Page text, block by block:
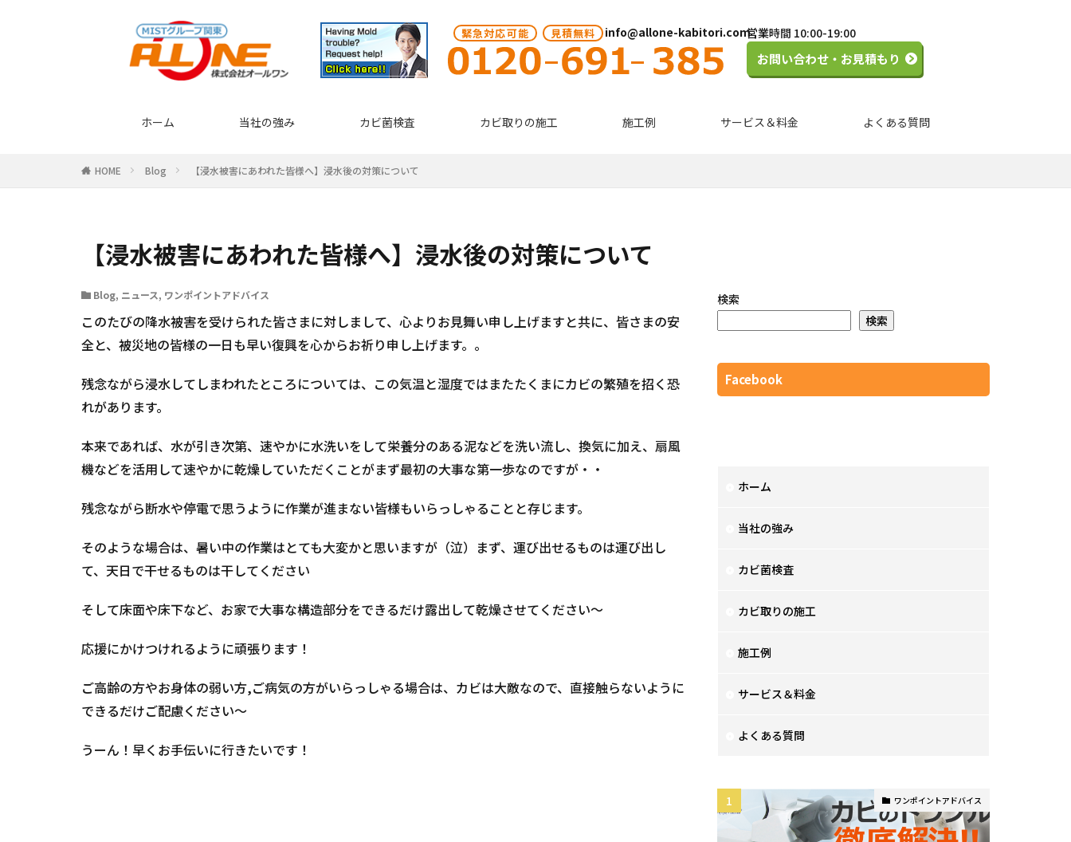
緊急対応可能 見積無料 info@allone-kabitori.com営業時間 10:00-19:00
お問い合わせ・お見積もり
ホーム 当社の強み カビ菌検査 カビ取りの施工 施工例 サービス＆料金 よくある質問
HOME Blog 【浸水被害にあわれた皆様へ】浸水後の対策について
【浸水被害にあわれた皆様へ】浸水後の対策について
Blog, ニュース, ワンポイントアドバイス
このたびの降水被害を受けられた皆さまに対しまして、心よりお見舞い申し上げますと共に、皆さまの安
全と、被災地の皆様の一日も早い復興を心からお祈り申し上げます。。
残念ながら浸水してしまわれたところについては、この気温と湿度ではまたたくまにカビの繁殖を招く恐
れがあります。
本来であれば、水が引き次第、速やかに水洗いをして栄養分のある泥などを洗い流し、換気に加え、扇風
機などを活用して速やかに乾燥していただくことがまず最初の大事な第一歩なのですが・・
残念ながら断水や停電で思うように作業が進まない皆様もいらっしゃることと存じます。
そのような場合は、暑い中の作業はとても大変かと思いますが（泣）まず、運び出せるものは運び出し
て、天日で干せるものは干してください
そして床面や床下など、お家で大事な構造部分をできるだけ露出して乾燥させてください～
応援にかけつけれるように頑張ります！
ご高齢の方やお身体の弱い方,ご病気の方がいらっしゃる場合は、カビは大敵なので、直接触らないように
できるだけご配慮ください～
うーん！早くお手伝いに行きたいです！
検索
検索
Facebook
ホーム
当社の強み
カビ菌検査
カビ取りの施工
施工例
サービス＆料金
よくある質問
ワンポイントアドバイス